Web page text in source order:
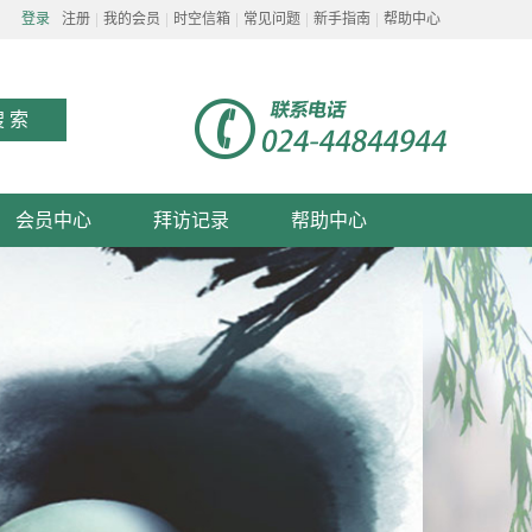
登录 注册 我的会员 时空信箱 常见问题 新手指南 帮助中心
会员中心 拜访记录 帮助中心